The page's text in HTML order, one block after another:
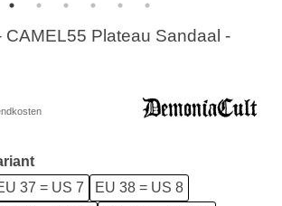
CAMEL55 Plateau Sandaal -
37 = US 7
EU 38 = US 8